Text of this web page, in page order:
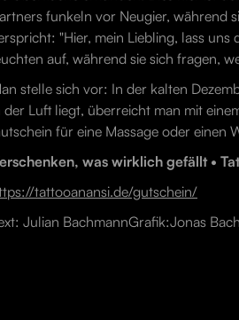
funkeln vor Neugier, während
"Hier, mein Liebling, lass uns
auf, während sie sich fragen,
stelle sich vor: In der kalten
der Luft liegt, überreicht man mit
für eine Massage oder einen
was wirklich gefällt •
tattooanansi.de/gutschein/
Julian BachmannGrafik:Jonas